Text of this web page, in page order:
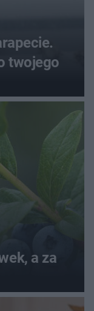
twojego
a za